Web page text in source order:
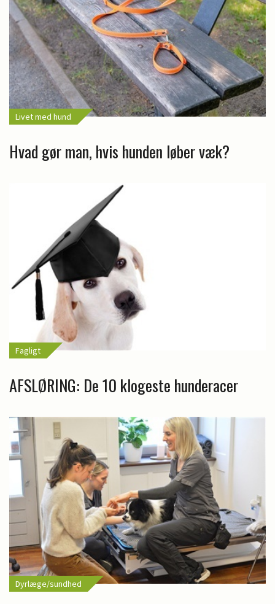
Livet med hund
Hvad gør man, hvis hunden løber væk?
Fagligt
AFSLØRING: De 10 klogeste hunderacer
Dyrlæge/sundhed